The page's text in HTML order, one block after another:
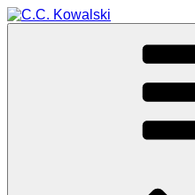
Zum
Inhalt
C.C. Kowalski
Cafe ⦁ Bar ⦁ Restaurant